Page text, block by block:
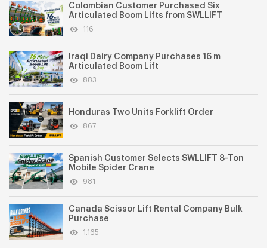
Colombian Customer Purchased Six
Articulated Boom Lifts from SWLLIFT
116
Iraqi Dairy Company Purchases 16 m
Articulated Boom Lift
883
Honduras Two Units Forklift Order
867
Spanish Customer Selects SWLLIFT 8-Ton
Mobile Spider Crane
981
Canada Scissor Lift Rental Company Bulk
Purchase
1.165